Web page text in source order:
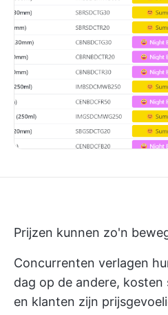
Prijzen kunnen zo'n
Concurrenten verlagen
dag op de andere,
en klanten zijn